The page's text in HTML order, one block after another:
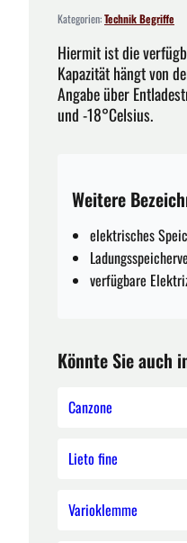
Kategorien:Technik Begriffe
Hiermit ist die
Kapazität hängt von
Angabe über
und -18°Celsius.
Weitere
elektrisches
verfügbare
Könnte Sie auch
Canzone
Lieto fine
Varioklemme